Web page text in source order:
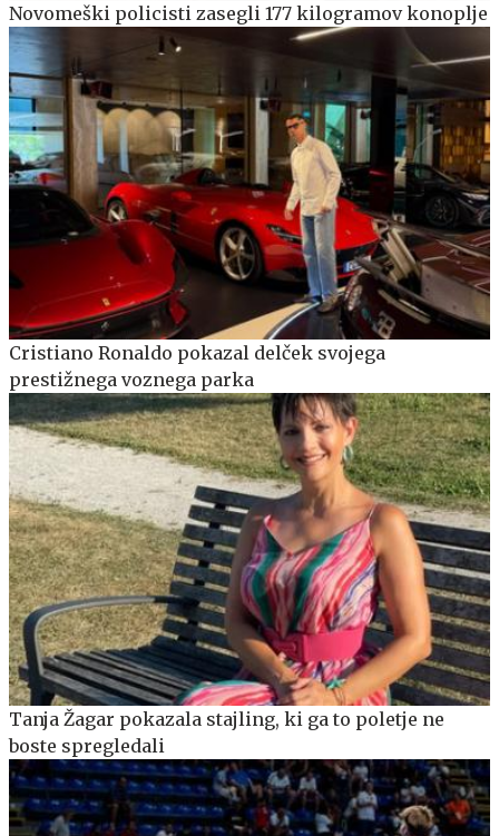
Novomeški policisti zasegli 177 kilogramov konoplje
Cristiano Ronaldo pokazal delček svojega
prestižnega voznega parka
Tanja Žagar pokazala stajling, ki ga to poletje ne
boste spregledali